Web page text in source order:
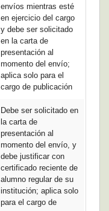
envíos mientras esté
en ejercicio del cargo
y debe ser solicitado
en la carta de
presentación al
momento del envío;
aplica solo para el
cargo de publicación
Debe ser solicitado en
la carta de
presentación al
momento del envío, y
debe justificar con
certificado reciente de
alumno regular de su
institución; aplica solo
para el cargo de